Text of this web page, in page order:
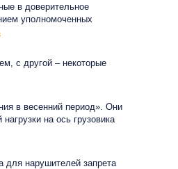
в доверительное
уполномоченных
с другой – некоторые
в весенний период». Они
на ось грузовика
для нарушителей запрета